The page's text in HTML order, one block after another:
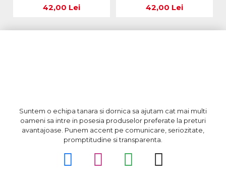
42,00 Lei 42,00 Lei
Suntem o echipa tanara si dornica sa ajutam cat mai multi
oameni sa intre in posesia produselor preferate la preturi
avantajoase. Punem accent pe comunicare, seriozitate,
promptitudine si transparenta.